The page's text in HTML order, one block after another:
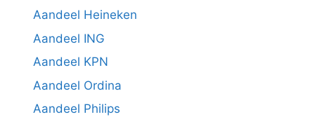
Aandeel Heineken
Aandeel ING
Aandeel KPN
Aandeel Ordina
Aandeel Philips